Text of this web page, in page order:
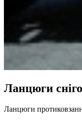
Ланцюги
Ланцюги